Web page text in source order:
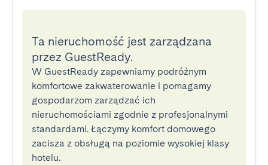
Ta nieruchomość jest zarządzana
przez GuestReady.
W GuestReady zapewniamy podróżnym
komfortowe zakwaterowanie i pomagamy
gospodarzom zarządzać ich
nieruchomościami zgodnie z profesjonalnymi
standardami. Łączymy komfort domowego
zacisza z obsługą na poziomie wysokiej klasy
hotelu.